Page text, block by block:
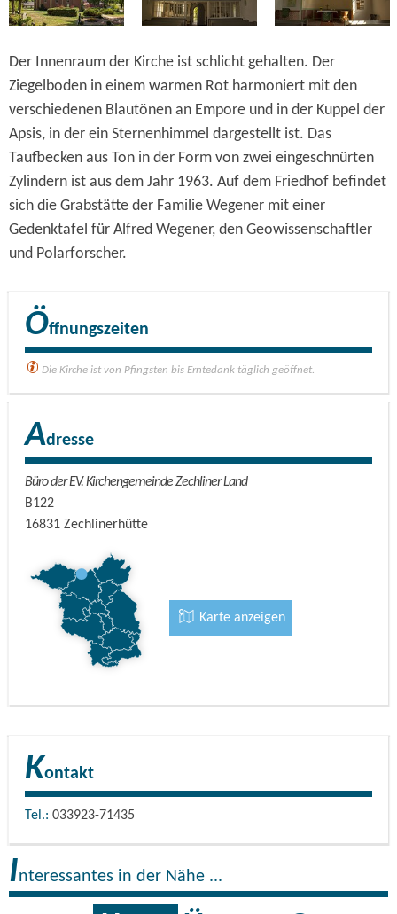
Der Innenraum der Kirche ist schlicht gehalten. Der
Ziegelboden in einem warmen Rot harmoniert mit den
verschiedenen Blautönen an Empore und in der Kuppel der
Apsis, in der ein Sternenhimmel dargestellt ist. Das
Taufbecken aus Ton in der Form von zwei eingeschnürten
Zylindern ist aus dem Jahr 1963. Auf dem Friedhof befindet
sich die Grabstätte der Familie Wegener mit einer
Gedenktafel für Alfred Wegener, den Geowissenschaftler
und Polarforscher.
Öffnungszeiten
Die Kirche ist von Pfingsten bis Erntedank täglich geöffnet.
Adresse
Büro der EV. Kirchengemeinde Zechliner Land
B122
16831 Zechlinerhütte
Karte anzeigen
Kontakt
Tel.: 033923-71435
Interessantes in der Nähe ...